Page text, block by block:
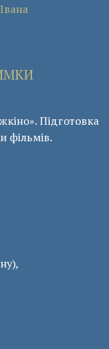
Підготовка
фільмів.